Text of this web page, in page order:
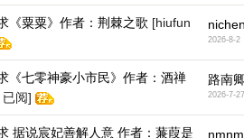
《粟粟》作者：荆棘之歌 [hiufun
2026-8-2
《七零神豪小市民》作者：酒禅
阅]
路南
2026-7-27
据说宸妃善解人意 作者：蒹葭是